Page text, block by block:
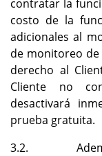
contratar la
costo de la
adicionales al
de monitoreo
derecho al
Cliente no
desactivará
prueba gratuita.
3.2.